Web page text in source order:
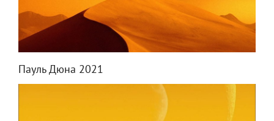
Пауль Дюна 2021